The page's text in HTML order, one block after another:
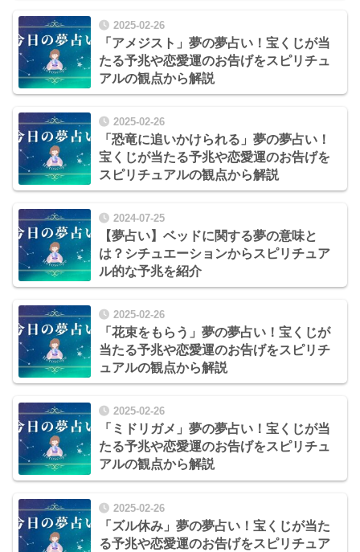
2025-02-26
「アメジスト」夢の夢占い！宝くじが当
たる予兆や恋愛運のお告げをスピリチュ
アルの観点から解説
2025-02-26
「恐竜に追いかけられる」夢の夢占い！
宝くじが当たる予兆や恋愛運のお告げを
スピリチュアルの観点から解説
2024-07-25
【夢占い】ベッドに関する夢の意味と
は？シチュエーションからスピリチュア
ル的な予兆を紹介
2025-02-26
「花束をもらう」夢の夢占い！宝くじが
当たる予兆や恋愛運のお告げをスピリチ
ュアルの観点から解説
2025-02-26
「ミドリガメ」夢の夢占い！宝くじが当
たる予兆や恋愛運のお告げをスピリチュ
アルの観点から解説
2025-02-26
「ズル休み」夢の夢占い！宝くじが当た
る予兆や恋愛運のお告げをスピリチュア